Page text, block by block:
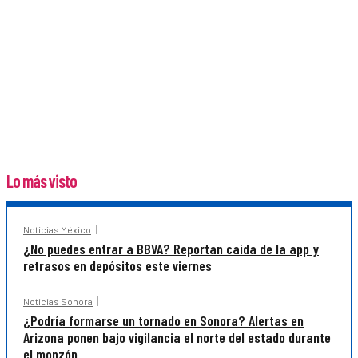
Lo más visto
Noticias México
¿No puedes entrar a BBVA? Reportan caída de la app y
retrasos en depósitos este viernes
Noticias Sonora
¿Podría formarse un tornado en Sonora? Alertas en
Arizona ponen bajo vigilancia el norte del estado durante
el monzón